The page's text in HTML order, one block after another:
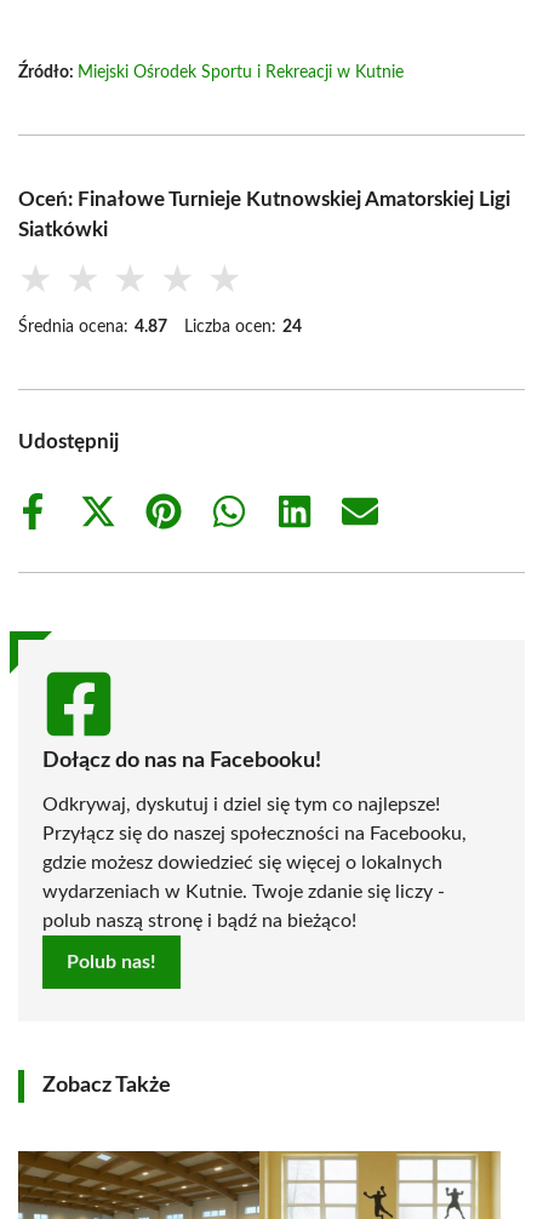
Źródło: Miejski Ośrodek Sportu i Rekreacji w Kutnie
Oceń: Finałowe Turnieje Kutnowskiej Amatorskiej Ligi
Siatkówki
★ ★ ★ ★ ★
Średnia ocena: 4.87 Liczba ocen: 24
Udostępnij
Share
Share
(Twitter)
Share
Share
Share
Share
Dołącz do nas na Facebooku!
Odkrywaj, dyskutuj i dziel się tym co najlepsze!
Przyłącz się do naszej społeczności na Facebooku,
gdzie możesz dowiedzieć się więcej o lokalnych
wydarzeniach w Kutnie. Twoje zdanie się liczy -
polub naszą stronę i bądź na bieżąco!
Polub nas!
Zobacz Także